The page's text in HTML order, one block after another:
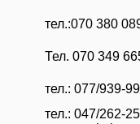
тел.:070 380
Тел. 070 349
тел.: 077/939-
тел.: 047/262-